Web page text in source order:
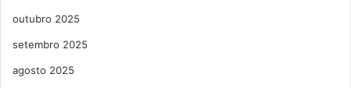
outubro 2025
setembro 2025
agosto 2025